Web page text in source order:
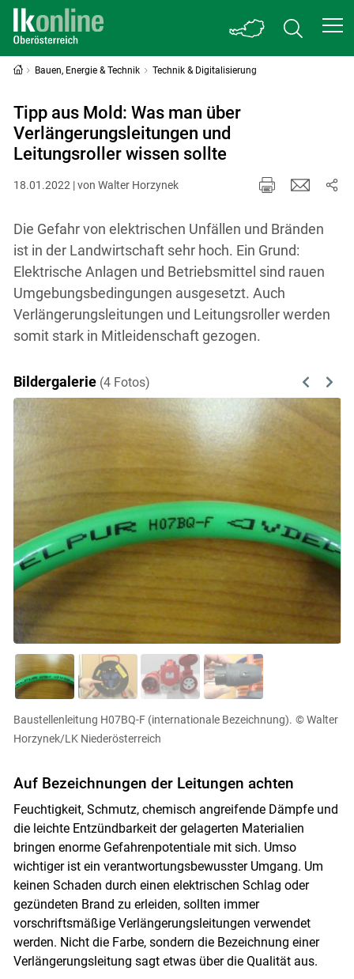
Bauen, Energie & Technik Technik & Digitalisierung
Tipp aus Mold: Was man über
Verlängerungsleitungen und
Leitungsroller wissen sollte
18.01.2022 | von Walter Horzynek
Die Gefahr von elektrischen Unfällen und Bränden
ist in der Landwirtschaft sehr hoch. Ein Grund:
Elektrische Anlagen und Betriebsmittel sind rauen
Umgebungsbedingungen ausgesetzt. Auch
Verlängerungsleitungen und Leitungsroller werden
somit stark in Mitleidenschaft gezogen.
Bildergalerie (4 Fotos) Previous
Next
Baustellenleitung H07BQ-F (internationale Bezeichnung). © Walter
Horzynek/LK Niederösterreich
Auf Bezeichnungen der Leitungen achten
Feuchtigkeit, Schmutz, chemisch angreifende Dämpfe und
die leichte Entzündbarkeit der gelagerten Materialien
bringen enorme Gefahrenpotentiale mit sich. Umso
wichtiger ist ein verantwortungsbewusster Umgang. Um
keinen Schaden durch einen elektrischen Schlag oder
gezündeten Brand zu erleiden, sollten immer
vorschriftsmäßige Verlängerungsleitungen verwendet
werden. Nicht die Farbe, sondern die Bezeichnung einer
Verlängerungsleitung sagt etwas über die Qualität aus.